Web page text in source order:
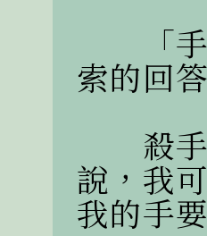
「手
索的回
殺手
說，我
我的手